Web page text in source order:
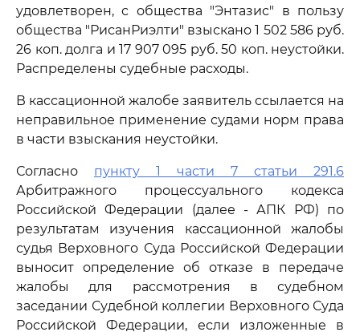
удовлетворен, с общества "Энтазис" в пользу
общества "РисанРиэлти" взыскано 1 502 586 руб.
26 коп. долга и 17 907 095 руб. 50 коп. неустойки.
Распределены судебные расходы.
В кассационной жалобе заявитель ссылается на
неправильное применение судами норм права
в части взыскания неустойки.
Согласно пункту 1 части 7 статьи 291.6
Арбитражного процессуального кодекса
Российской Федерации (далее - АПК РФ) по
результатам изучения кассационной жалобы
судья Верховного Суда Российской Федерации
выносит определение об отказе в передаче
жалобы для рассмотрения в судебном
заседании Судебной коллегии Верховного Суда
Российской Федерации, если изложенные в